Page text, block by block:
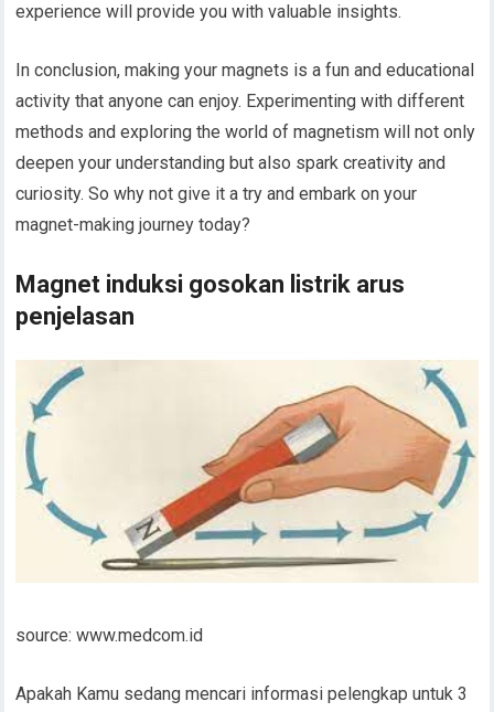
experience will provide you with valuable insights.
In conclusion, making your magnets is a fun and educational
activity that anyone can enjoy. Experimenting with different
methods and exploring the world of magnetism will not only
deepen your understanding but also spark creativity and
curiosity. So why not give it a try and embark on your
magnet-making journey today?
Magnet induksi gosokan listrik arus
penjelasan
source: www.medcom.id
Apakah Kamu sedang mencari informasi pelengkap untuk 3